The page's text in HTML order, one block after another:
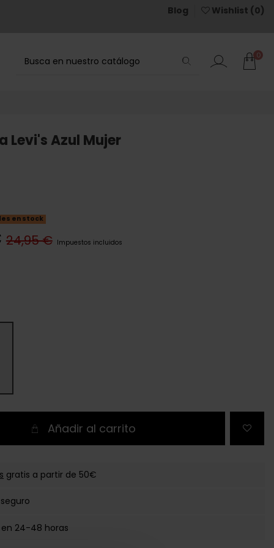
Blog Wishlist (0)
0
Levi's Azul Mujer
en stock
24,95 € Impuestos incluidos
Añadir al carrito
gratis a partir de 50€
en 24-48 horas